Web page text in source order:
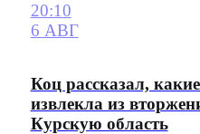
20:10
6 АВГ
Коц рассказал,
извлекла из
Курскую область